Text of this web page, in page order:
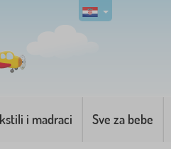
i madraci Sve za bebe